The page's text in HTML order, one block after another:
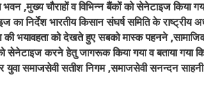
भवन ,मुख्य चौराहों व विभिन्न बैंकों को सेनेटाइज किया
का निर्देश भारतीय किसान संघर्ष समिति के राष्ट्रीय
की भयावहता को देखते हुए सबको मास्क पहनने
सेनेटाइज करने हेतु जागरूक किया गया व बताया गया
युवा समाजसेवी सतीश निगम ,समाजसेवी सनन्दन